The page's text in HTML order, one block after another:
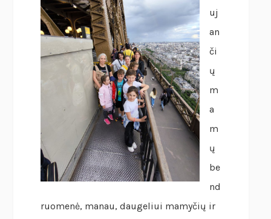
uj
an
či
ų
m
a
m
ų
be
nd
ruomenė, manau, daugeliui mamyčių ir